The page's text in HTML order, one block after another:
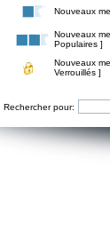
Nouveaux
Nouveaux
Populaires ]
Nouveaux
Verrouillés ]
Rechercher pour: